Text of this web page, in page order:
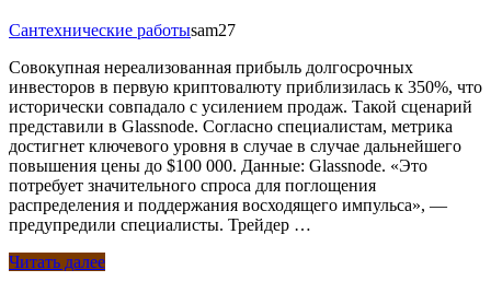
Сантехнические работыsam27
Совокупная нереализованная прибыль долгосрочных
инвесторов в первую криптовалюту приблизилась к 350%, что
исторически совпадало с усилением продаж. Такой сценарий
представили в Glassnode. Согласно специалистам, метрика
достигнет ключевого уровня в случае в случае дальнейшего
повышения цены до $100 000. Данные: Glassnode. «Это
потребует значительного спроса для поглощения
распределения и поддержания восходящего импульса», —
предупредили специалисты. Трейдер …
Читать далее